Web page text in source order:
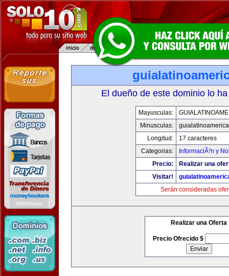
El dueño de este dominio lo
Mayusculas:
Minusculas:
Longitud:
17 caracteres
Categorias:
InformaciÃ³n y
Precio:
Realizar una
Visitar!
Serán consideradas
Realizar una Oferta
Precio Ofrecido $